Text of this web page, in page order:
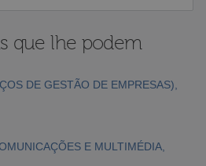
que lhe podem
DE GESTÃO DE EMPRESAS),
E MULTIMÉDIA,